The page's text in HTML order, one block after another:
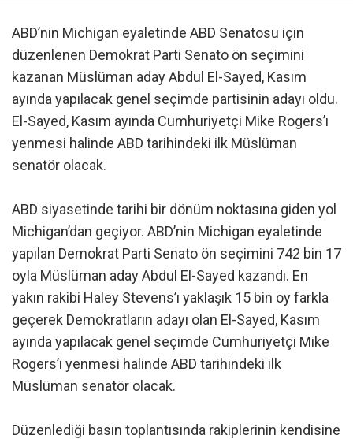
ABD’nin Michigan eyaletinde ABD Senatosu için
düzenlenen Demokrat Parti Senato ön seçimini
kazanan Müslüman aday Abdul El-Sayed, Kasım
ayında yapılacak genel seçimde partisinin adayı oldu.
El-Sayed, Kasım ayında Cumhuriyetçi Mike Rogers’ı
yenmesi halinde ABD tarihindeki ilk Müslüman
senatör olacak.
ABD siyasetinde tarihi bir dönüm noktasına giden yol
Michigan’dan geçiyor. ABD’nin Michigan eyaletinde
yapılan Demokrat Parti Senato ön seçimini 742 bin 17
oyla Müslüman aday Abdul El-Sayed kazandı. En
yakın rakibi Haley Stevens’ı yaklaşık 15 bin oy farkla
geçerek Demokratların adayı olan El-Sayed, Kasım
ayında yapılacak genel seçimde Cumhuriyetçi Mike
Rogers’ı yenmesi halinde ABD tarihindeki ilk
Müslüman senatör olacak.
Düzenlediği basın toplantısında rakiplerinin kendisine